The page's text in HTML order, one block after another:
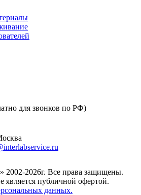
для звонков по РФ)
2026г. Все права защищены.
является публичной офертой.
данных.